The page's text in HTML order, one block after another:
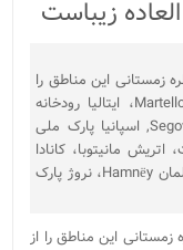
زمستانی این مناطق را
از دست ندهید. Col de la Thurn, سوئیس Martello، ایتالیا رودخانه
Tadami ، ژاپن دریاچه Peyto, کانادا قلعه Segovia, اسپانیا پارک ملی
مانیتوبا، کانادا
دولومیت، ایتالیا رودخانه شانون، ایرلند بایرن، آلمان Hamnёy، نروژ پارک
این مناطق را از